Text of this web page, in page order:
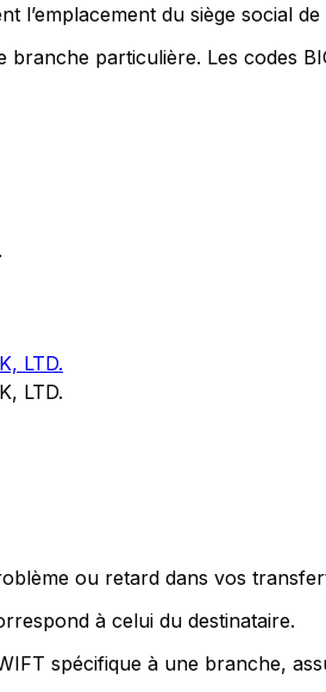
l’emplacement du siège social
branche particulière. Les codes
LTD.
LTD.
ou retard dans vos
à celui du destinataire.
spécifique à une branche,